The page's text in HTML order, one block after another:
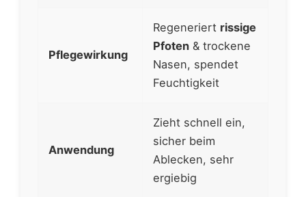
Pflegewirkung
Regeneriert rissige
Pfoten & trockene
Nasen, spendet
Feuchtigkeit
Anwendung
Zieht schnell ein,
sicher beim
Ablecken, sehr
ergiebig